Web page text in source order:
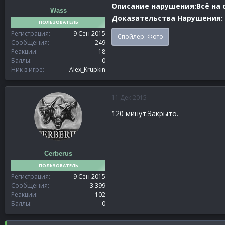
Wass
ПОЛЬЗОВАТЕЛЬ
Регистрация
9 Сен 2015
Сообщения
249
Реакции
18
Баллы
0
Ник в игре
Alex_Krupkin
Описание нарушения:Всё на
Доказательства Нарушения:
Спойлер: Фото
Cerberus
ПОЛЬЗОВАТЕЛЬ
Регистрация
9 Сен 2015
Сообщения
3.399
Реакции
102
Баллы
0
11 Дек 2015
120 минут.Закрыто.